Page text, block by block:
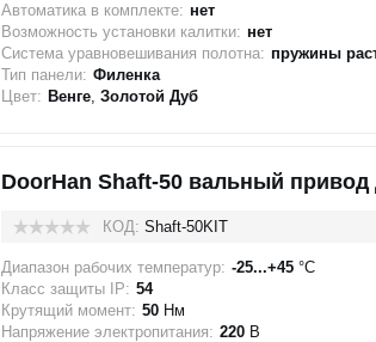
Автоматика в комплекте: нет
Возможность установки калитки: нет
Система уравновешивания полотна: пружины
Тип панели: Филенка
Цвет: Венге,Золотой Дуб
DoorHan Shaft-50 вальный
КОД: Shaft-50KIT
Диапазон рабочих температур: -25...+45 °C
Класс защиты IP: 54
Крутящий момент: 50 Нм
Напряжение электропитания: 220 В